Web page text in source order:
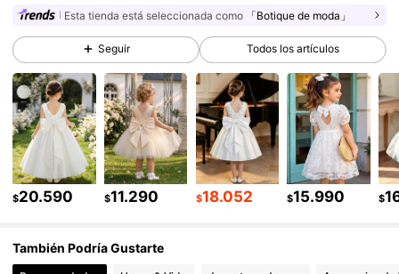
4,93 243K Seguidores
4,93 243K Seguidores
4,93 243K Seguidores
4,93 243K Seguidores
4,93 243K Seguidores
Esta tienda está seleccionada como 「Botique de moda」
Seguir Todos los artículos
$20.590 $11.290 $18.052 $15.990 $
También Podría Gustarte